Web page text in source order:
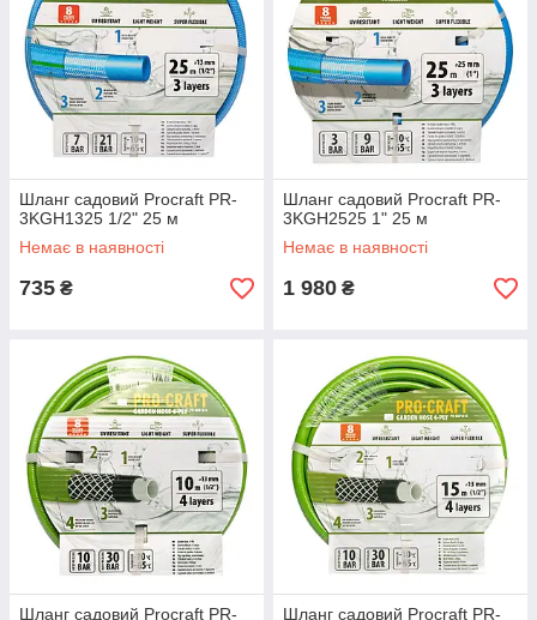
Шланг садовий Procraft PR-
3KGH1325 1/2" 25 м
Немає в наявності
735 ₴
Шланг садовий Procraft PR-
3KGH2525 1" 25 м
Немає в наявності
1 980 ₴
Шланг садовий Procraft PR-
Шланг садовий Procraft PR-